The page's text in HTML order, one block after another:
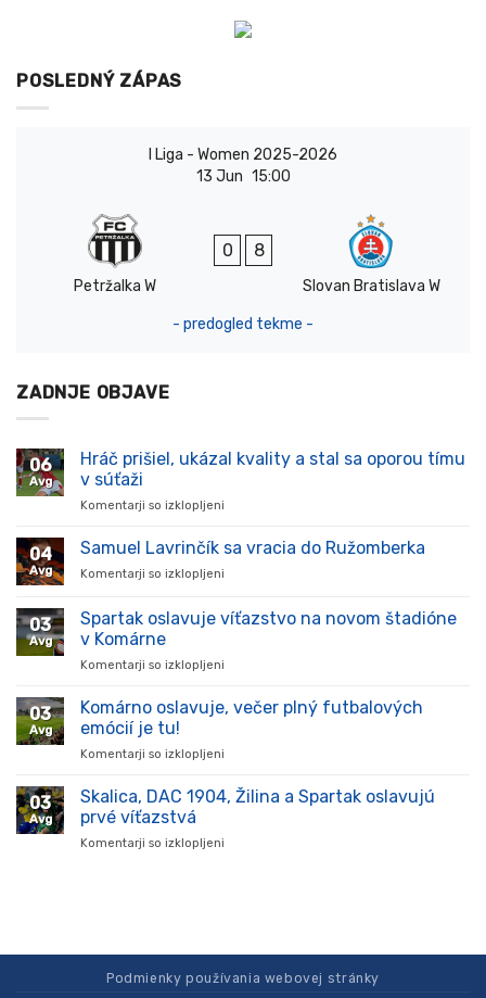
POSLEDNÝ ZÁPAS
I Liga - Women 2025-2026
13 Jun 15:00
Petržalka W
0 8
Slovan Bratislava W
- predogled tekme -
ZADNJE OBJAVE
06
Avg
Hráč prišiel, ukázal kvality a stal sa oporou tímu
v súťaži
Komentarji so izklopljeni
prišiel,
stal
súťaži
04
Avg
Samuel Lavrinčík sa vracia do Ružomberka
Komentarji so izklopljeni
Lavrinčík
03
Avg
Spartak oslavuje víťazstvo na novom štadióne
v Komárne
Komentarji so izklopljeni
oslavuje
v
03
Avg
Komárno oslavuje, večer plný futbalových
emócií je tu!
Komentarji so izklopljeni
oslavuje,
03
Avg
Skalica, DAC 1904, Žilina a Spartak oslavujú
prvé víťazstvá
Komentarji so izklopljeni
Spartak
oslavujú
Podmienky používania webovej stránky